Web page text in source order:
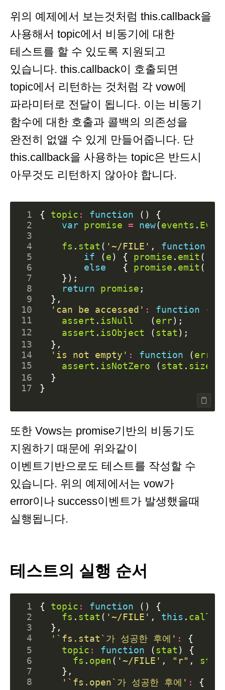
위의 예제에서 보는것처럼 this.callback을
사용해서 topic에서 비동기에 대한
테스트를 할 수 있도록 지원되고
있습니다. this.callback이 호출되면
topic에서 리턴하는 것처럼 각 vow에
파라미터로 전달이 됩니다. 이는 비동기
함수에 대한 호출과 콜백의 의존성을
완전히 없앨 수 있게 만들어줍니다. 단
this.callback을 사용하는 topic은 반드시
아무것도 리턴하지 않아야 합니다.
1 { topic : function ()
{
2
var promise = new(events .
3
4
fs . stat ( '~/FILE' , function
5
if (e) { promise . emit (
6
else { promise . emit (
7
});
8
return promise ;
9
},
10
'can be accessed' : function (
11
assert . isNull (err);
12
assert . isObject (stat );
13
},
14
'is not empty' : function (err
15
assert . isNotZero (stat . size
16
}
17
}
또한 Vows는 promise기반의 비동기도
지원하기 때문에 위와같이
이벤트기반으로도 테스트를 작성할 수
있습니다. 위의 예제에서는 vow가
error이나 success이벤트가 발생했을때
실행됩니다.
테스트의 실행 순서
1 { topic : function ()
{
2
fs . stat ( '~/FILE' , this .
3
},
4
'`fs.stat`가 성공한 후에' :
{
5
topic : function (stat )
{
6
fs . open( '~/FILE' , "r" , stat
7
},
8
'`fs.open`가 성공한 후에' :
{